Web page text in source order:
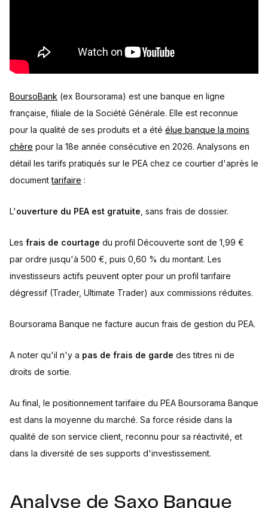
BoursoBank (ex Boursorama) est une banque en ligne
française, filiale de la Société Générale. Elle est reconnue
pour la qualité de ses produits et a été élue banque la moins
chère pour la 18e année consécutive en 2026. Analysons en
détail les tarifs pratiqués sur le PEA chez ce courtier d'après le
documenttarifaire :
L'ouverture du PEA est gratuite , sans frais de dossier.
Les frais de courtage du profil Découverte sont de 1,99 €
par ordre jusqu'à 500 €, puis 0,60 % du montant. Les
investisseurs actifs peuvent opter pour un profil tarifaire
dégressif (Trader, Ultimate Trader) aux commissions réduites.
Boursorama Banque ne facture aucun frais de gestion du PEA.
A noter qu'il n'y a pas de frais de garde des titres ni de
droits de sortie.
Au final, le positionnement tarifaire du PEA Boursorama Banque
est dans la moyenne du marché. Sa force réside dans la
qualité de son service client, reconnu pour sa réactivité, et
dans la diversité de ses supports d'investissement.
Analyse de Saxo Banque